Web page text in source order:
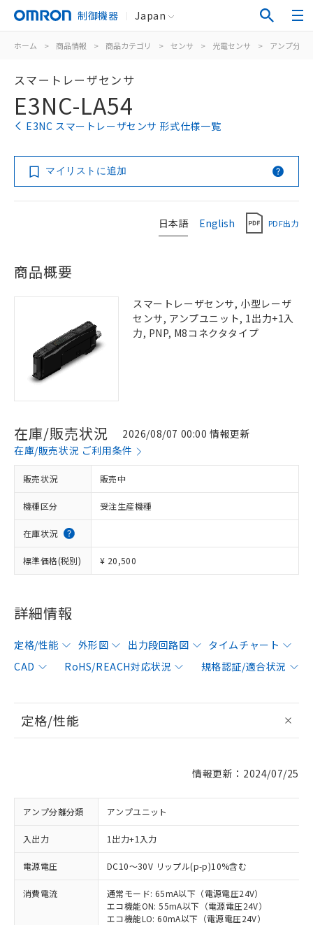
制御機器 Japan
ホーム > 商品情報 > 商品カテゴリ > センサ > 光電センサ > アンプ分離
スマートレーザセンサ
E3NC-LA54
E3NC スマートレーザセンサ 形式仕様一覧
マイリストに追加
日本語 English PDF出力
商品概要
スマートレーザセンサ, 小型レーザ
センサ, アンプユニット, 1出力+1入
力, PNP, M8コネクタタイプ
在庫/販売状況
2026/08/07 00:00 情報更新
在庫/販売状況 ご利用条件
販売状況 販売中
機種区分 受注生産機種
在庫状況
標準価格(税別) ¥ 20,500
詳細情報
定格/性能 外形図 出力段回路図
タイムチャート
CAD
RoHS/REACH対応状況 規格認証/適合状況
定格/性能
情報更新：2024/07/25
アンプ分離分類 アンプユニット
入出力 1出力+1入力
電源電圧 DC10～30V リップル(p-p)10%含む
消費電流
通常モード: 65mA以下（電源電圧24V）
エコ機能ON: 55mA以下（電源電圧24V）
エコ機能LO: 60mA以下（電源電圧24V）